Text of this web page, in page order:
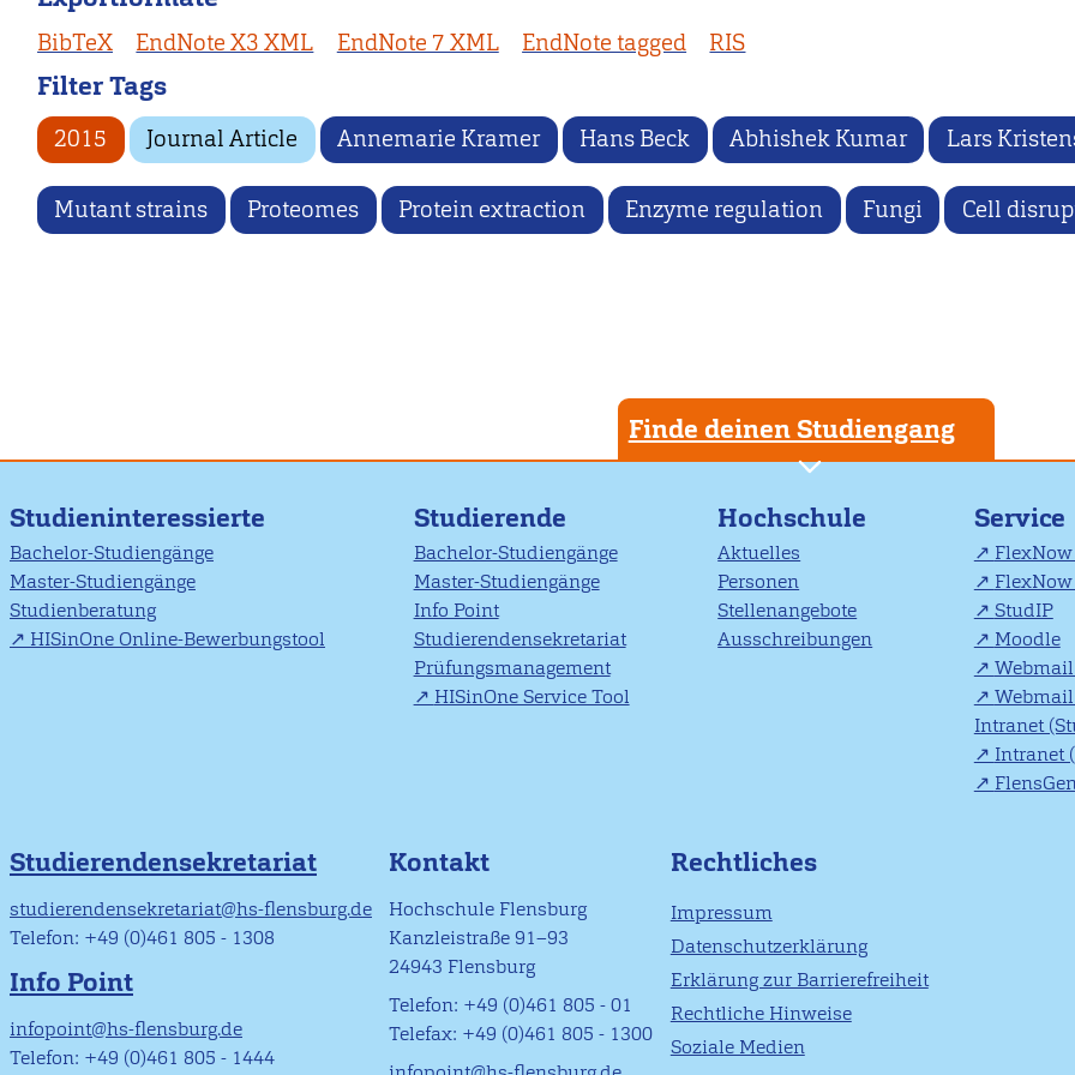
BibTeX EndNote X3 XML EndNote 7 XML EndNote tagged RIS
Filter Tags
2015 Journal Article Annemarie Kramer Hans Beck Abhishek Kumar Lars
Mutant strains Proteomes Protein extraction Enzyme regulation Fungi Cell
Finde deinen Studiengang
Studieninteressierte
Bachelor-Studiengänge
Master-Studiengänge
Studienberatung
HISinOne Online-Bewerbungstool
Studierende
Bachelor-Studiengänge
Master-Studiengänge
Info Point
Studierendensekretariat
Prüfungsmanagement
HISinOne Service Tool
Hochschule
Aktuelles
Personen
Stellenangebote
Ausschreibungen
Service
StudIP
Moodle
Intranet
Intranet
Studierendensekretariat
studierendensekretariat@hs-flensburg.de
Telefon: +49 (0)461 805 - 1308
Info Point
infopoint@hs-flensburg.de
Telefon: +49 (0)461 805 - 1444
Kontakt
Hochschule Flensburg
Kanzleistraße 91–93
24943 Flensburg
Telefon: +49 (0)461 805 - 01
Telefax: +49 (0)461 805 - 1300
Rechtliches
Impressum
Datenschutzerklärung
Erklärung zur Barrierefreiheit
Rechtliche Hinweise
Soziale Medien